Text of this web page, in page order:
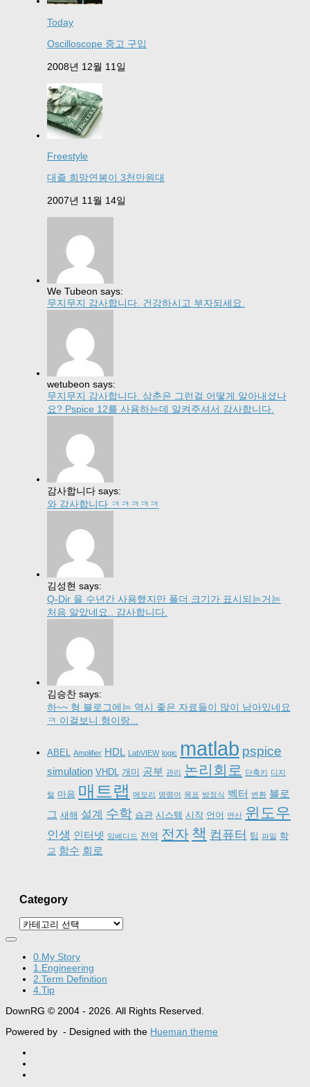
Today
Oscilloscope 중고 구입
2008년 12월 11일
Freestyle
대졸 희망연봉이 3천만원대
2007년 11월 14일
We Tubeon says:
무지무지 감사합니다. 건강하시고 부자되세요.
wetubeon says:
무지무지 감사합니다. 삼춘은 그런걸 어떻게 알아내셨나
요? Pspice 12를 사용하는데 알켜주셔서 감사합니다.
감사합니다 says:
와 감사합니다 ㅋㅋㅋㅋㅋ
김성현 says:
Q-Dir 을 수년간 사용했지만 폴더 크기가 표시되는거는
처음 알았네요.. 감사합니다.
김승찬 says:
하~~ 형 블로그에는 역시 좋은 자료들이 많이 남아있네요
ㅋ 이걸보니 형이랑...
ABEL Amplifier HDL LabVIEW logic matlab pspice
simulation VHDL 개미 공부 관리 논리회로 단축키 디지
털 마음 매트랩 메모리 명령어 목표 방정식 벡터 변환 블로
그 새해 설계 수학 습관 시스템 시작 언어 연산 윈도우
인생 인터넷 임베디드 전역 전자 책 컴퓨터 팁 파일 학
교 함수 회로
Category
Category
0.My Story
1.Engineering
2.Term Definition
4.Tip
DownRG © 2004 - 2026. All Rights Reserved.
Powered by - Designed with the Hueman theme